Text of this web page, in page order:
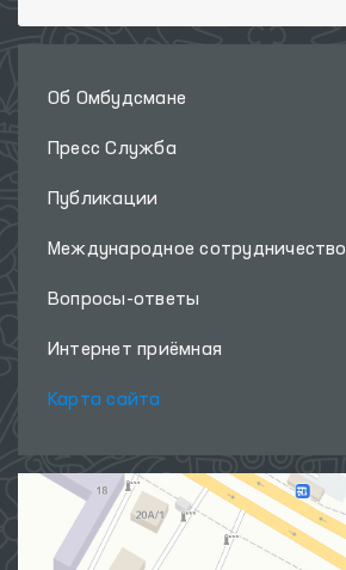
Об Омбудсмане
Пресс Служба
Публикации
Международное сотрудничество
Вопросы-ответы
Интернет приёмная
Карта сайта